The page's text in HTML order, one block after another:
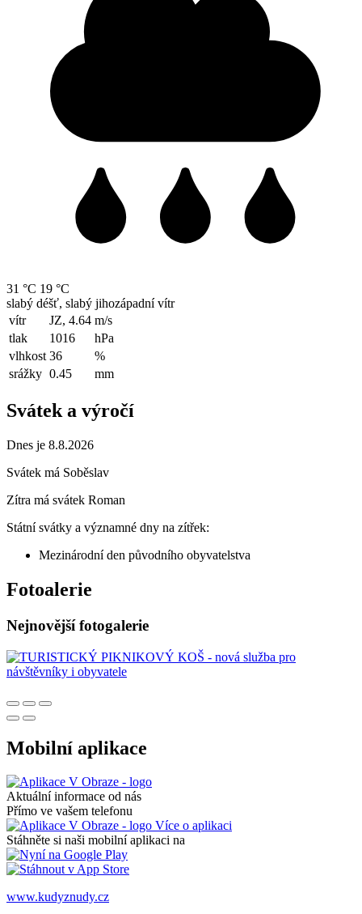
31 °C 19 °C
slabý déšť, slabý jihozápadní vítr
vítr
JZ, 4.64 m/s
tlak
1016
hPa
vlhkost 36
%
srážky 0.45 mm
Svátek a výročí
Dnes je 8.8.2026
Svátek má Soběslav
Zítra má svátek Roman
Státní svátky a významné dny na zítřek:
Mezinárodní den původního obyvatelstva
Fotoalerie
Nejnovější fotogalerie
Mobilní aplikace
Aktuální informace od nás
Přímo ve vašem telefonu
Více o aplikaci
Stáhněte si naši mobilní aplikaci na
www.kudyznudy.cz